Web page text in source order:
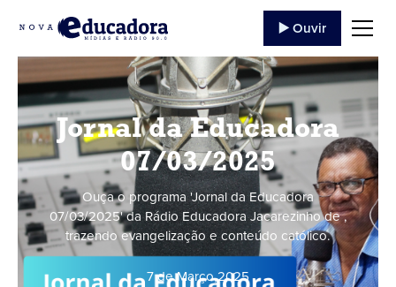
▶️ Ouvir
Jornal da Educadora
07/03/2025
Ouça o programa 'Jornal da Educadora
07/03/2025' da Rádio Educadora Jacarezinho de ,
trazendo evangelização e conteúdo católico.
7 de Março,2025